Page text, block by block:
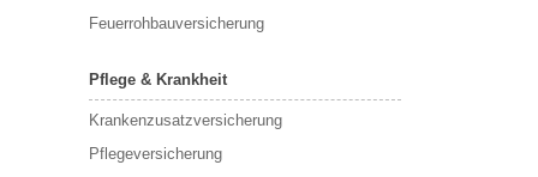
Feuerrohbauversicherung
Pflege & Krankheit
Krankenzusatzversicherung
Pflegeversicherung